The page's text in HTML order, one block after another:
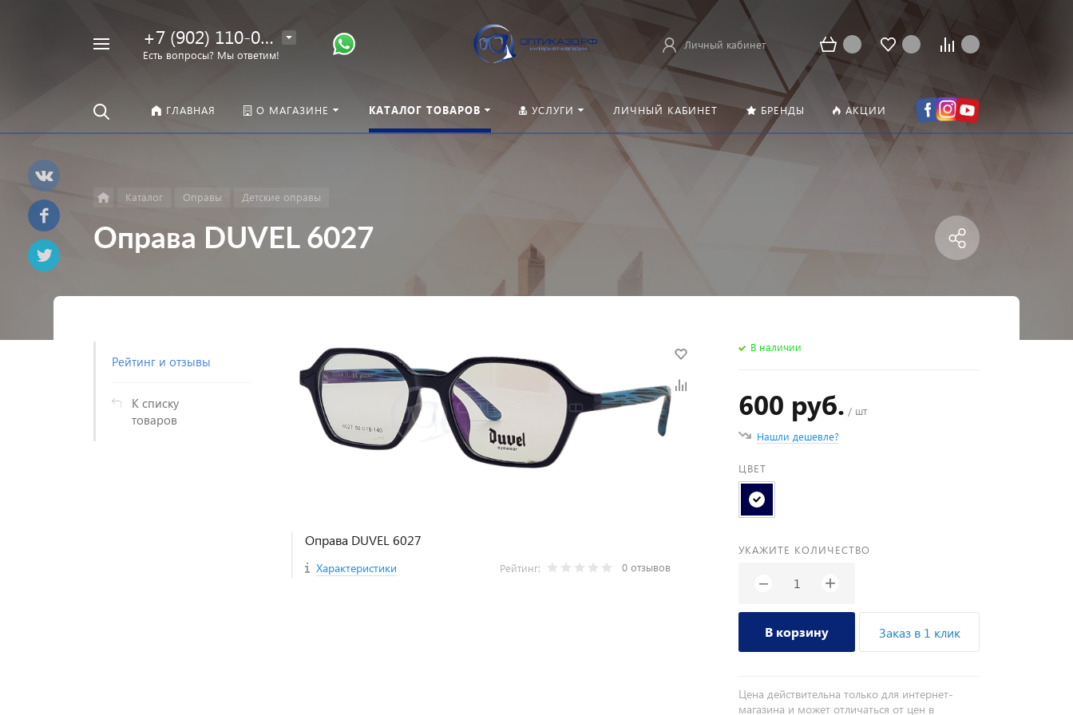
+7 (902) 110-00-22
Есть вопросы? Мы ответим!
Личный кабинет
ГЛАВНАЯ О МАГАЗИНЕ КАТАЛОГ ТОВАРОВ УСЛУГИ ЛИЧНЫЙ КАБИНЕТ БРЕНДЫ АКЦИИ
Каталог Оправы Детские оправы
Оправа DUVEL 6027
Рейтинг и отзывы
К списку
товаров
Оправа DUVEL 6027
Характеристики Рейтинг: 0 отзывов
В наличии
600 руб. / шт
Нашли дешевле?
ЦВЕТ
УКАЖИТЕ КОЛИЧЕСТВО
− +
В корзину Заказ в 1 клик
Цена действительна только для интернет-
магазина и может отличаться от цен в